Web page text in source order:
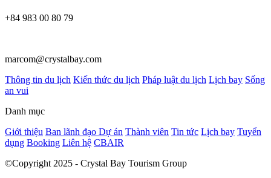
+84 983 00 80 79
marcom@crystalbay.com
Thông tin du lịch Kiến thức du lịch Pháp luật du lịch Lịch bay Sống
an vui
Danh mục
Giới thiệu Ban lãnh đạo Dự án Thành viên Tin tức Lịch bay Tuyển
dụng Booking Liên hệ CBAIR
©Copyright 2025 - Crystal Bay Tourism Group